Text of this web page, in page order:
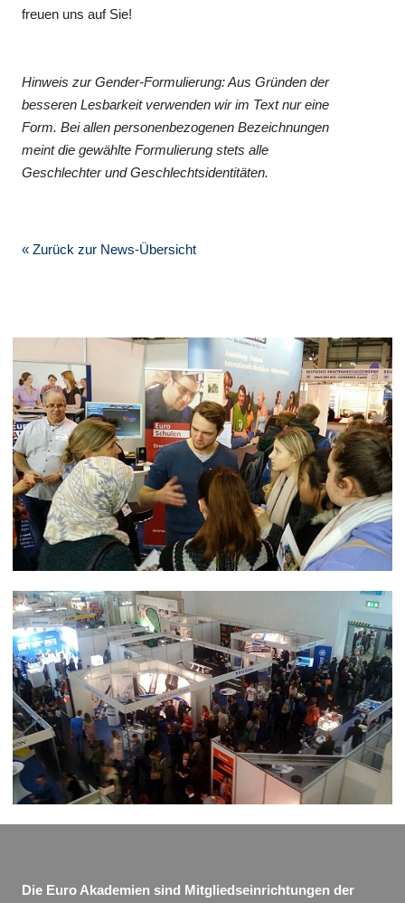
freuen uns auf Sie!
Hinweis zur Gender-Formulierung: Aus Gründen der
besseren Lesbarkeit verwenden wir im Text nur eine
Form. Bei allen personenbezogenen Bezeichnungen
meint die gewählte Formulierung stets alle
Geschlechter und Geschlechtsidentitäten.
« Zurück zur News-Übersicht
Die Euro Akademien sind Mitgliedseinrichtungen der